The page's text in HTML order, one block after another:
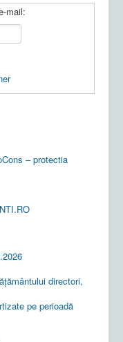
mail:
– protectia
directori,
pe perioadă